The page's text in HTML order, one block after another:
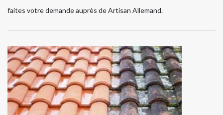
faites votre demande auprès de Artisan Allemand.